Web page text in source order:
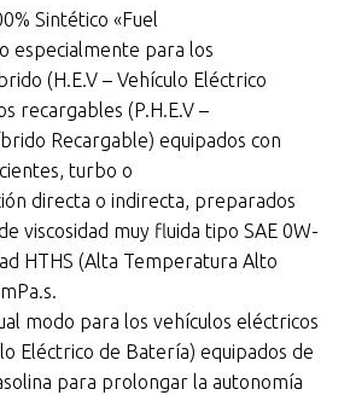
Sintético «Fuel
especialmente para los
(H.E.V – Vehículo Eléctrico
recargables (P.H.E.V –
Recargable) equipados con
turbo o
directa o indirecta, preparados
viscosidad muy fluida tipo SAE 0W-
HTHS (Alta Temperatura Alto
modo para los vehículos eléctricos
Eléctrico de Batería) equipados de
para prolongar la autonomía